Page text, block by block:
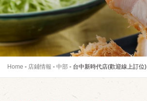
Home - 店鋪情報 - 中部 - 台中新時代店(歡迎線上訂位)